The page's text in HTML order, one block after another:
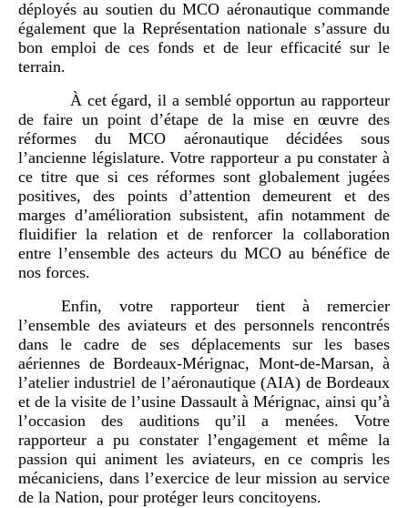
déployés au soutien du MCO aéronautique commande
également que la Représentation nationale s’assure du
bon emploi de ces fonds et de leur efficacité sur le
terrain.
À cet égard, il a semblé opportun au rapporteur
de faire un point d’étape de la mise en œuvre des
réformes du MCO aéronautique décidées sous
l’ancienne législature. Votre rapporteur a pu constater à
ce titre que si ces réformes sont globalement jugées
positives, des points d’attention demeurent et des
marges d’amélioration subsistent, afin notamment de
fluidifier la relation et de renforcer la collaboration
entre l’ensemble des acteurs du MCO au bénéfice de
nos forces.
Enfin, votre rapporteur tient à remercier
l’ensemble des aviateurs et des personnels rencontrés
dans le cadre de ses déplacements sur les bases
aériennes de Bordeaux-Mérignac, Mont-de-Marsan, à
l’atelier industriel de l’aéronautique (AIA) de Bordeaux
et de la visite de l’usine Dassault à Mérignac, ainsi qu’à
l’occasion des auditions qu’il a menées. Votre
rapporteur a pu constater l’engagement et même la
passion qui animent les aviateurs, en ce compris les
mécaniciens, dans l’exercice de leur mission au service
de la Nation, pour protéger leurs concitoyens.